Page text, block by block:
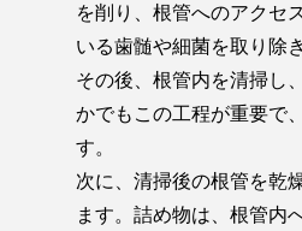
を削り、根管へのアクセ
いる歯髄や細菌を取り除
その後、根管内を清掃し
かでもこの工程が重要で
す。
次に、清掃後の根管を乾
ます。詰め物は、根管内